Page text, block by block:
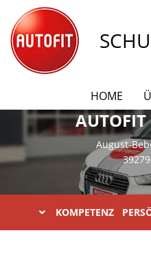
HOME
AUTOFIT
August-
KOMPETENZ